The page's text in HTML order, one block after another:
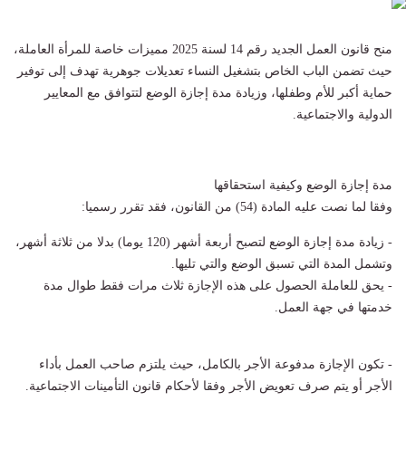
منح قانون العمل الجديد رقم 14 لسنة 2025 مميزات خاصة للمرأة العاملة،
حيث تضمن الباب الخاص بتشغيل النساء تعديلات جوهرية تهدف إلى توفير
حماية أكبر للأم وطفلها، وزيادة مدة إجازة الوضع لتتوافق مع المعايير
الدولية والاجتماعية.
مدة إجازة الوضع وكيفية استحقاقها
وفقا لما نصت عليه المادة (54) من القانون، فقد تقرر رسميا:
- زيادة مدة إجازة الوضع لتصبح أربعة أشهر (120 يوما) بدلا من ثلاثة أشهر،
وتشمل المدة التي تسبق الوضع والتي تليها.
- يحق للعاملة الحصول على هذه الإجازة ثلاث مرات فقط طوال مدة
خدمتها في جهة العمل.
- تكون الإجازة مدفوعة الأجر بالكامل، حيث يلتزم صاحب العمل بأداء
الأجر أو يتم صرف تعويض الأجر وفقا لأحكام قانون التأمينات الاجتماعية.